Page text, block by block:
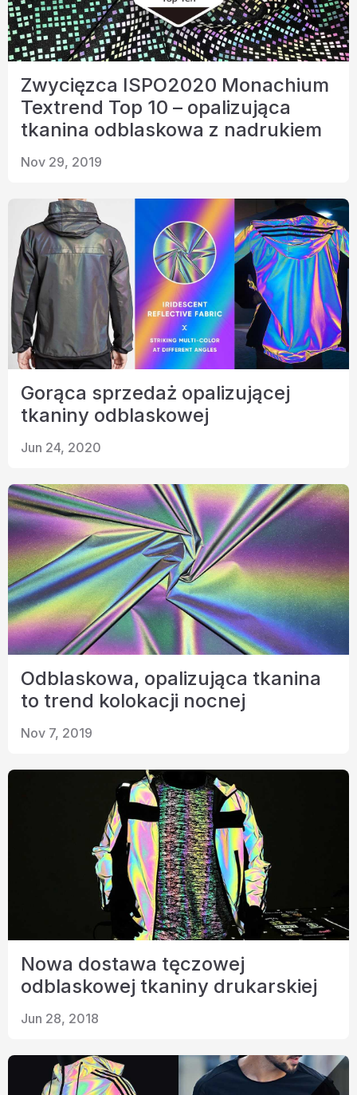
Zwycięzca ISPO2020 Monachium
Textrend Top 10 – opalizująca
tkanina odblaskowa z nadrukiem
Nov 29, 2019
Gorąca sprzedaż opalizującej
tkaniny odblaskowej
Jun 24, 2020
Odblaskowa, opalizująca tkanina
to trend kolokacji nocnej
Nov 7, 2019
Nowa dostawa tęczowej
odblaskowej tkaniny drukarskiej
Jun 28, 2018